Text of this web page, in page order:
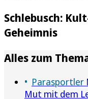
Schlebusch:
Geheimnis
Alles zum
Parasportler
Mut mit dem